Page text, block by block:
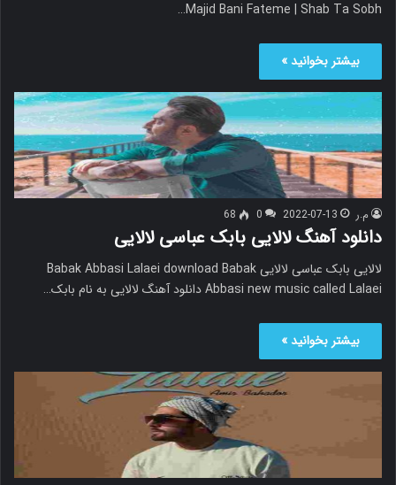
Majid Bani Fateme | Shab Ta Sobh…
بیشتر بخوانید »
م.ر 2022-07-13
0
68
دانلود آهنگ لالایی بابک عباسی لالایی
لالایی بابک عباسی لالایی Babak Abbasi Lalaei download Babak
Abbasi new music called Lalaei دانلود آهنگ لالایی به نام بابک…
بیشتر بخوانید »